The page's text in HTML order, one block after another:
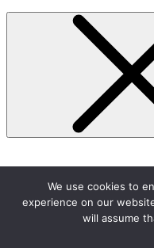
We use cookies to
experience on our
will assume